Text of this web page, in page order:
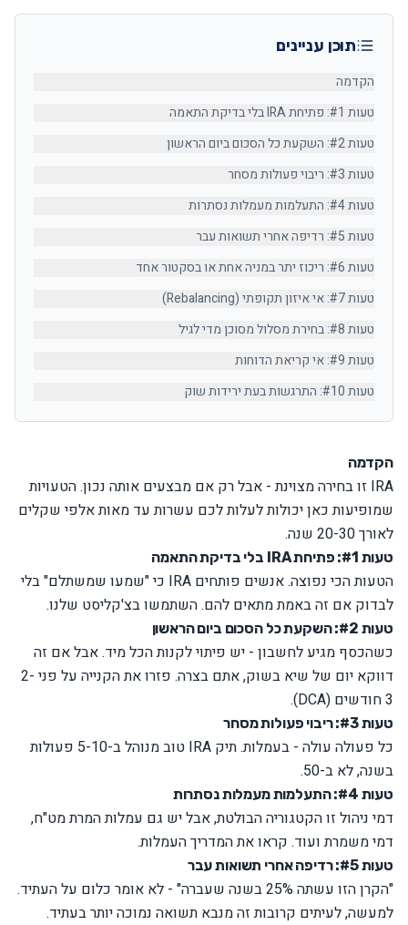
תוכן עניינים
הקדמה
טעות #1: פתיחת IRA בלי בדיקת התאמה
טעות #2: השקעת כל הסכום ביום הראשון
טעות #3: ריבוי פעולות מסחר
טעות #4: התעלמות מעמלות נסתרות
טעות #5: רדיפה אחרי תשואות עבר
טעות #6: ריכוז יתר במניה אחת או בסקטור אחד
טעות #7: אי איזון תקופתי (Rebalancing)
טעות #8: בחירת מסלול מסוכן מדי לגיל
טעות #9: אי קריאת הדוחות
טעות #10: התרגשות בעת ירידות שוק
הקדמה
IRA זו בחירה מצוינת - אבל רק אם מבצעים אותה נכון. הטעויות
שמופיעות כאן יכולות לעלות לכם עשרות עד מאות אלפי שקלים
לאורך 20-30 שנה.
טעות #1: פתיחת IRA בלי בדיקת התאמה
הטעות הכי נפוצה. אנשים פותחים IRA כי "שמעו שמשתלם" בלי
לבדוק אם זה באמת מתאים להם. השתמשו בצ'קליסט שלנו.
טעות #2: השקעת כל הסכום ביום הראשון
כשהכסף מגיע לחשבון - יש פיתוי לקנות הכל מיד. אבל אם זה
דווקא יום של שיא בשוק, אתם בצרה. פזרו את הקנייה על פני 2-
3 חודשים (DCA).
טעות #3: ריבוי פעולות מסחר
כל פעולה עולה - בעמלות. תיק IRA טוב מנוהל ב-5-10 פעולות
בשנה, לא ב-50.
טעות #4: התעלמות מעמלות נסתרות
דמי ניהול זו הקטגוריה הבולטת, אבל יש גם עמלות המרת מט"ח,
דמי משמרת ועוד. קראו את המדריך העמלות.
טעות #5: רדיפה אחרי תשואות עבר
"הקרן הזו עשתה 25% בשנה שעברה" - לא אומר כלום על העתיד.
למעשה, לעיתים קרובות זה מנבא תשואה נמוכה יותר בעתיד.